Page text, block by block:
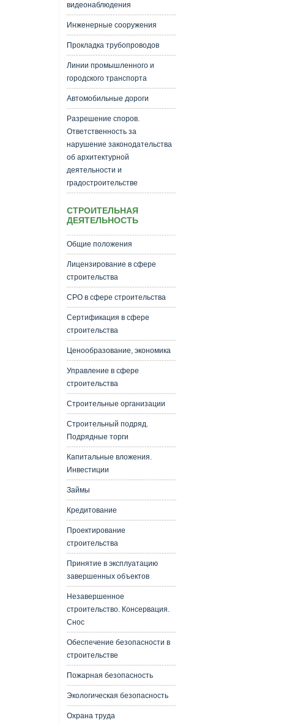
видеонаблюдения
Инженерные сооружения
Прокладка трубопроводов
Линии промышленного и
городского транспорта
Автомобильные дороги
Разрешение споров.
Ответственность за
нарушение законодательства
об архитектурной
деятельности и
градостроительстве
СТРОИТЕЛЬНАЯ
ДЕЯТЕЛЬНОСТЬ
Общие положения
Лицензирование в сфере
строительства
СРО в сфере строительства
Сертификация в сфере
строительства
Ценообразование, экономика
Управление в сфере
строительства
Строительные организации
Строительный подряд.
Подрядные торги
Капитальные вложения.
Инвестиции
Займы
Кредитование
Проектирование
строительства
Принятие в эксплуатацию
завершенных объектов
Незавершенное
строительство. Консервация.
Снос
Обеспечение безопасности в
строительстве
Пожарная безопасность
Экологическая безопасность
Охрана труда